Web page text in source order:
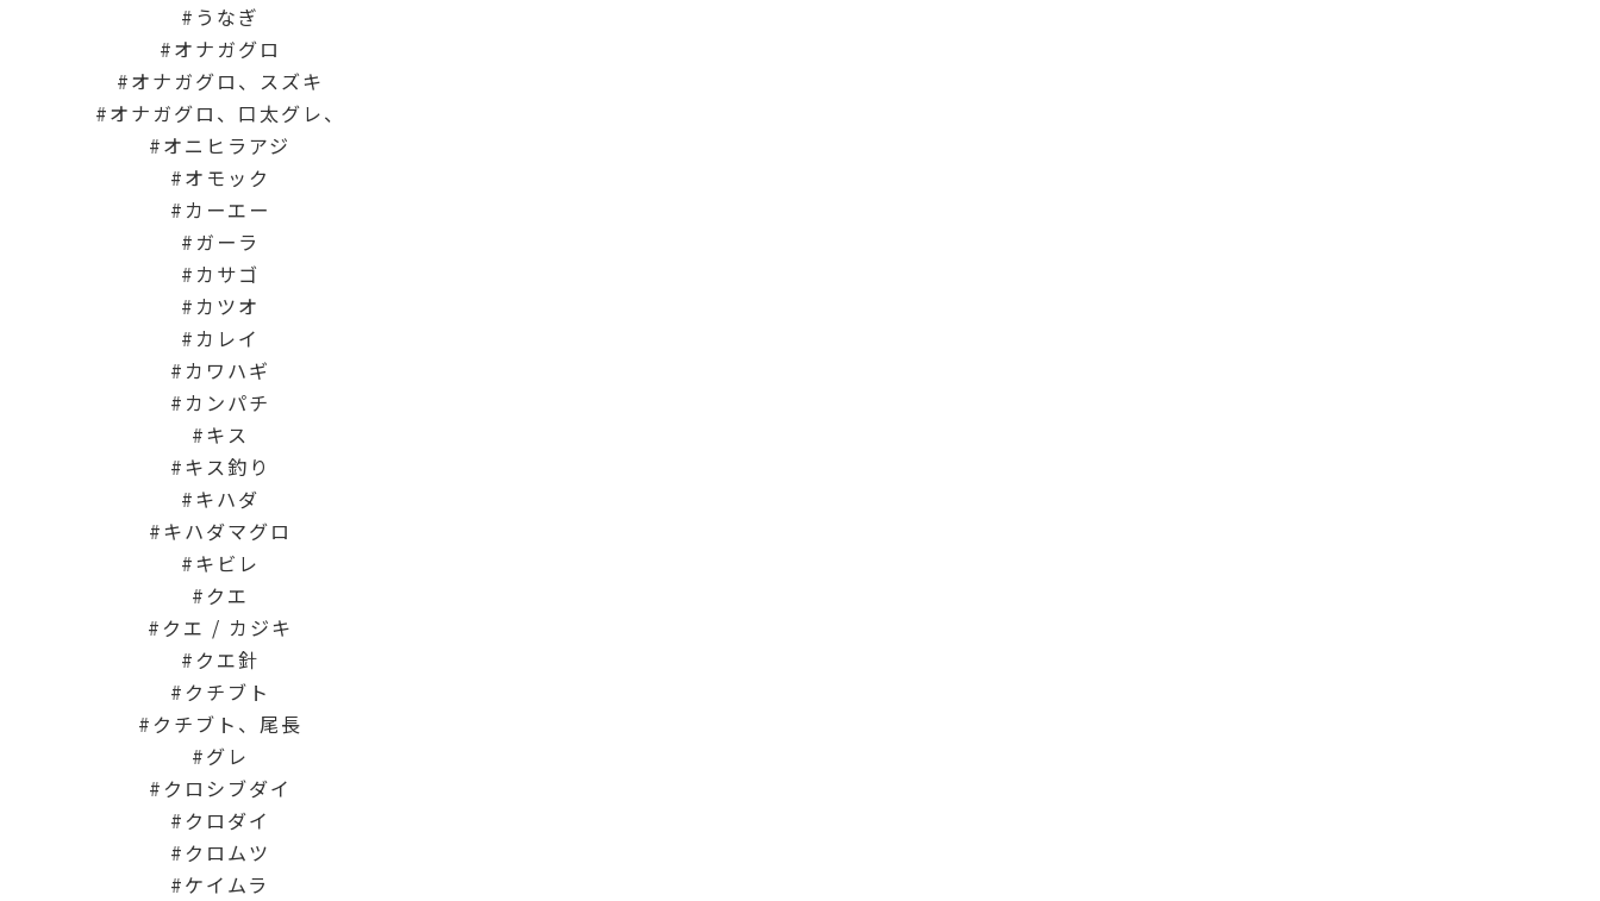
うなぎ
オナガグロ
オナガグロ、スズキ
オナガグロ、口太グレ、
オニヒラアジ
オモック
カーエー
ガーラ
カサゴ
カツオ
カレイ
カワハギ
カンパチ
キス
キス釣り
キハダ
キハダマグロ
キビレ
クエ
クエ / カジキ
クエ針
クチブト
クチブト、尾長
グレ
クロシブダイ
クロダイ
クロムツ
ケイムラ